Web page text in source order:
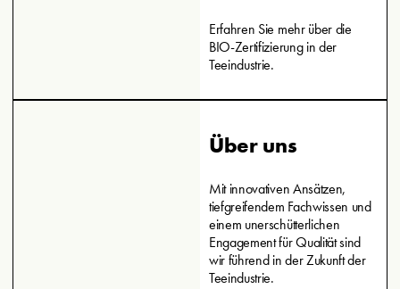
Erfahren Sie mehr über die
BIO-Zertifizierung in der
Teeindustrie.
Über uns
Mit innovativen Ansätzen,
tiefgreifendem Fachwissen und
einem unerschütterlichen
Engagement für Qualität sind
wir führend in der Zukunft der
Teeindustrie.